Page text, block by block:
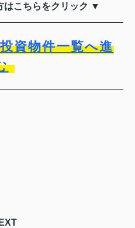
はこちらをクリック ▼
資物件一覧へ進